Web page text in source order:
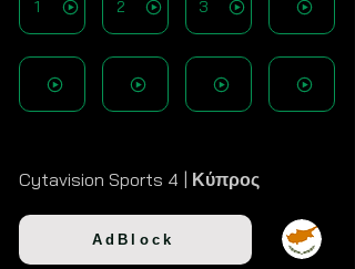
1 2 3
Cytavision Sports 4 | Κύπρος
AdBlock